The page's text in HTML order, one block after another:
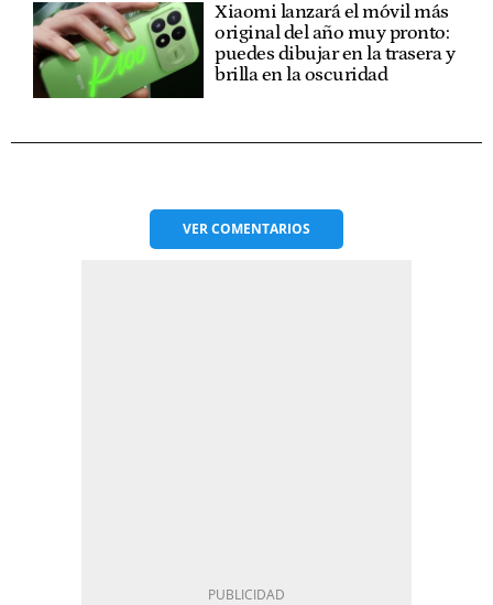
Xiaomi lanzará el móvil más
original del año muy pronto:
puedes dibujar en la trasera y
brilla en la oscuridad
VERCOMENTARIOS